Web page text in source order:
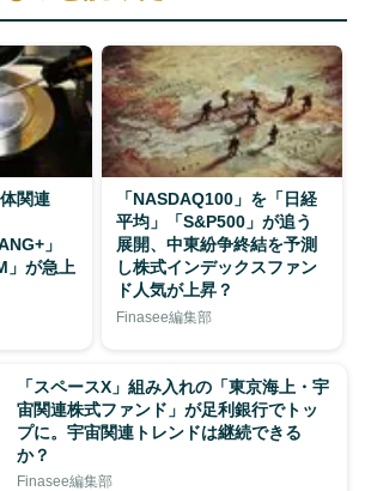
関連
」
」が急上
「NASDAQ100」を「日経
平均」「S&P500」が追う
展開、中東紛争終結を予測
し株式インデックスファン
ド人気が上昇？
Finasee編集部
「スペースX」組み入れの「東京海上・宇
宙関連株式ファンド」が足利銀行でトッ
プに。宇宙関連トレンドは継続できる
か？
Finasee編集部